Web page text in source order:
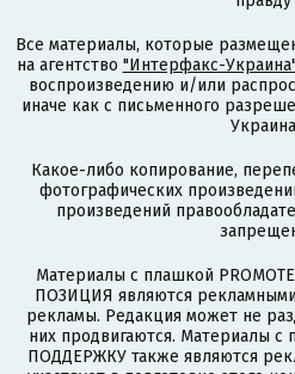
Все материалы, которые
на агентство "Интерфакс-Украина"
воспроизведению и/или
иначе как с письменного
Какое-либо копирование,
фотографических
произведений
Материалы с плашкой
ПОЗИЦИЯ являются
рекламы. Редакция может не
них продвигаются. Материалы
ПОДДЕРЖКУ также являются